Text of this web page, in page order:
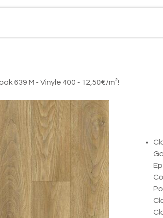
639 M - Vinyle 400 - 12,50€/m²!